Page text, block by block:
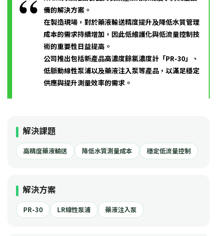
備的解決方案。
在製造現場，對於藥液輸送精度提升及降低水質管理
成本的需求持續增加，因此低維護化與低流量控制技
術的重要性日益提高。
公司推出包括新產品高濃度餘氯濃度計「PR-30」、
低脈動線性泵浦以及藥液注入泵等產品，以滿足穩定
供應與提升測量效率的需求。
解決課題
高精度藥液輸送 降低水質測量成本 穩定低流量控制
解決方案
PR-30 LR線性泵浦 藥液注入泵